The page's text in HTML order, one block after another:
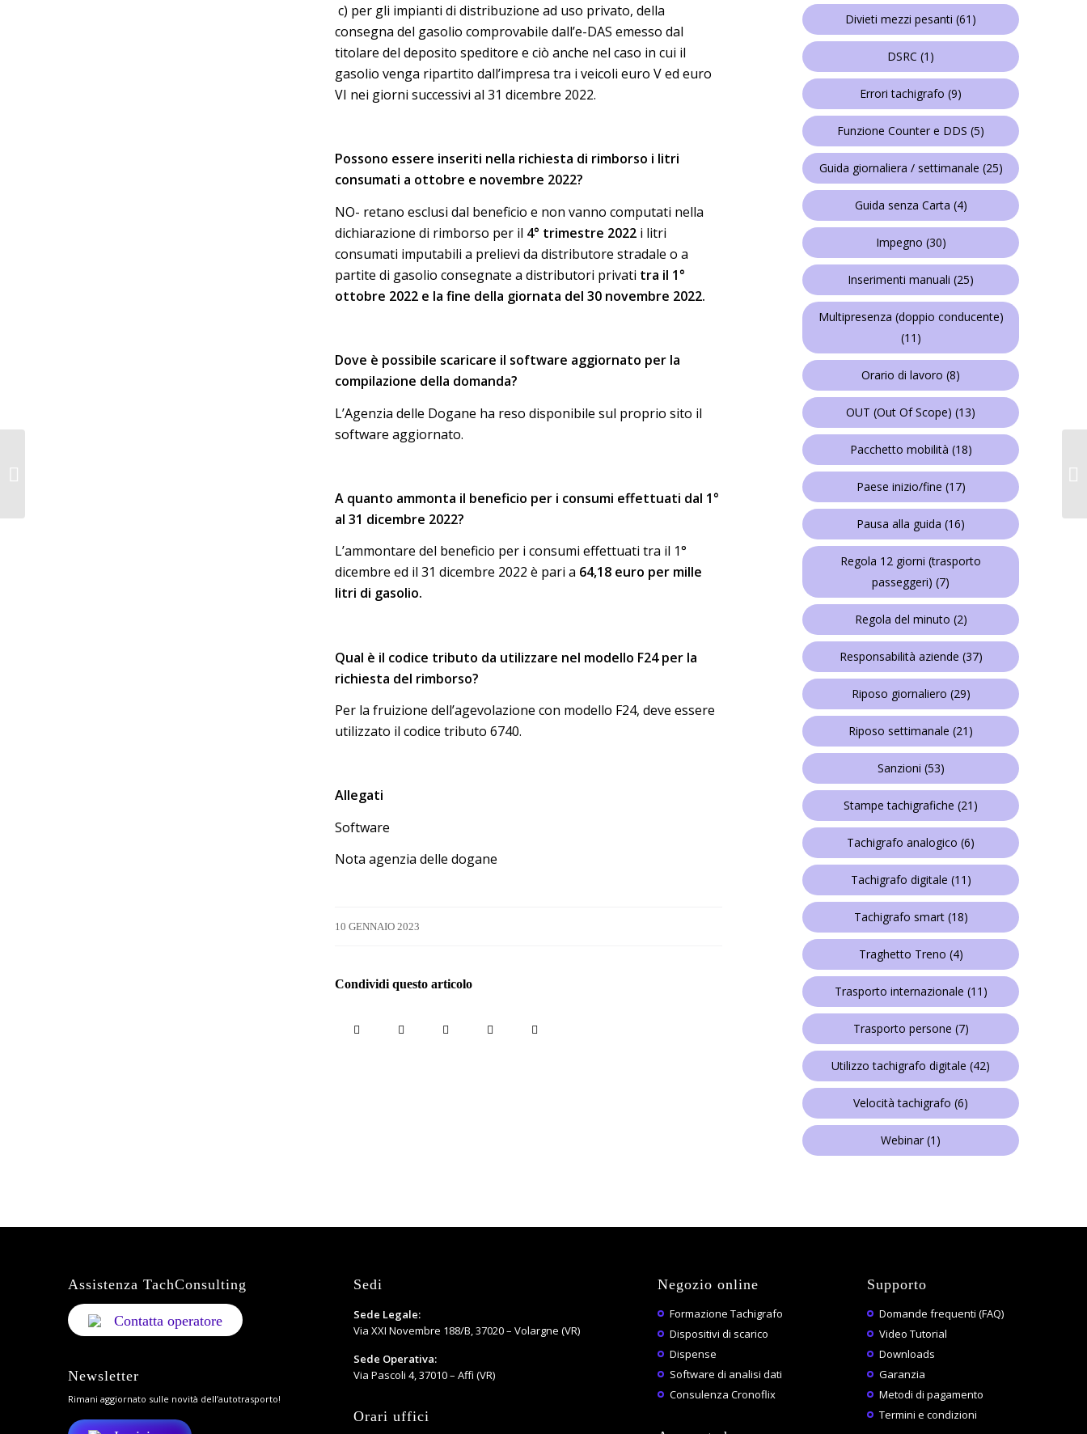
c) per gli impianti di distribuzione ad uso privato, della
consegna del gasolio comprovabile dall’e-DAS emesso dal
titolare del deposito speditore e ciò anche nel caso in cui il
gasolio venga ripartito dall’impresa tra i veicoli euro V ed euro
VI nei giorni successivi al 31 dicembre 2022.
Possono essere inseriti nella richiesta di rimborso i litri
consumati a ottobre e novembre 2022?
NO- retano esclusi dal beneficio e non vanno computati nella
dichiarazione di rimborso per il 4° trimestre 2022i litri
consumati imputabili a prelievi da distributore stradale o a
partite di gasolio consegnate a distributori privati tra il 1°
ottobre 2022 e la fine della giornata del 30 novembre 2022.
Dove è possibile scaricare il software aggiornato per la
compilazione della domanda?
L’Agenzia delle Dogane ha reso disponibile sul proprio sito il
software aggiornato.
A quanto ammonta il beneficio per i consumi effettuati dal 1°
al 31 dicembre 2022?
L’ammontare del beneficio per i consumi effettuati tra il 1°
dicembre ed il 31 dicembre 2022 è pari a 64,18 euro per mille
litri di gasolio.
Qual è il codice tributo da utilizzare nel modello F24 per la
richiesta del rimborso?
Per la fruizione dell’agevolazione con modello F24, deve essere
utilizzato il codice tributo 6740.
Allegati
Software
Nota agenzia delle dogane
10 GENNAIO 2023
Condividi questo articolo
Divieti mezzi pesanti (61)
DSRC (1)
Errori tachigrafo (9)
Funzione Counter e DDS (5)
Guida giornaliera / settimanale (25)
Guida senza Carta (4)
Impegno (30)
Inserimenti manuali (25)
Multipresenza (doppio conducente)
(11)
Orario di lavoro (8)
OUT (Out Of Scope) (13)
Pacchetto mobilità (18)
Paese inizio/fine (17)
Pausa alla guida (16)
Regola 12 giorni (trasporto
passeggeri) (7)
Regola del minuto (2)
Responsabilità aziende (37)
Riposo giornaliero (29)
Riposo settimanale (21)
Sanzioni (53)
Stampe tachigrafiche (21)
Tachigrafo analogico (6)
Tachigrafo digitale (11)
Tachigrafo smart(18)
Traghetto Treno (4)
Trasporto internazionale (11)
Trasporto persone (7)
Utilizzo tachigrafo digitale (42)
Velocità tachigrafo (6)
Webinar (1)
Assistenza TachConsulting
Contatta operatore
Newsletter
Rimani aggiornato sulle novità dell’autotrasporto!
Sedi
Sede Legale:
Via XXI Novembre 188/B, 37020 – Volargne (VR)
Sede Operativa:
Via Pascoli 4, 37010 – Affi (VR)
Orari uffici
Negozio online
Formazione Tachigrafo
Dispositivi di scarico
Dispense
Software di analisi dati
Consulenza Cronoflix
Supporto
Domande frequenti (FAQ)
Video Tutorial
Downloads
Garanzia
Metodi di pagamento
Termini e condizioni